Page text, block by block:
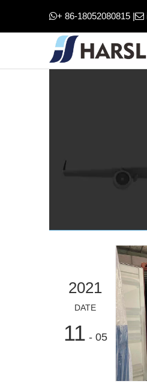
+ 86-18052080815 |
2021
DATE
11 - 05